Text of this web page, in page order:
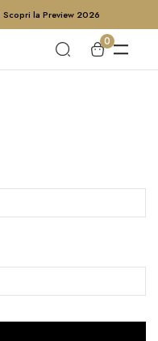
Scopri la Preview 2026
0